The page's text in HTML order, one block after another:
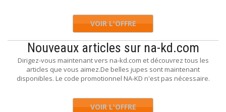
VOIR L'OFFRE
Nouveaux articles sur na-kd.com
Dirigez-vous maintenant vers na-kd.com et découvrez tous les
articles que vous aimez.De belles jupes sont maintenant
disponibles. Le code promotionnel NA-KD n'est pas nécessaire.
VOIR L'OFFRE